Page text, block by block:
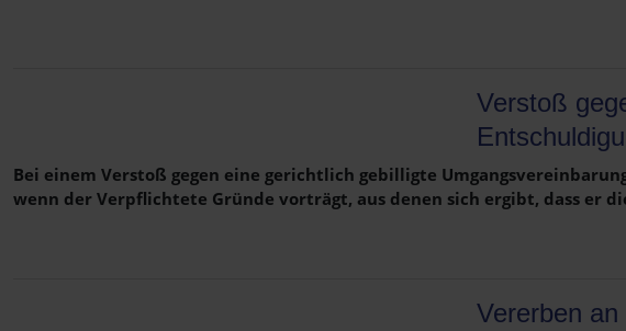
Verstoß
Bei einem Verstoß gegen eine gerichtlich gebilligte
wenn der Verpflichtete Gründe vorträgt, aus denen sich ergibt, dass er
Vererben